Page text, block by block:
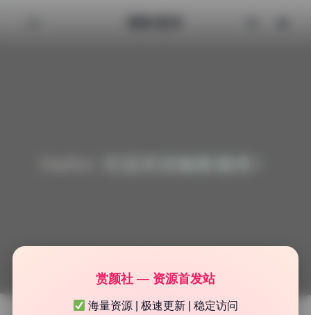
赏颜社 — 资源首发站
海量资源 | 极速更新 | 稳定访问